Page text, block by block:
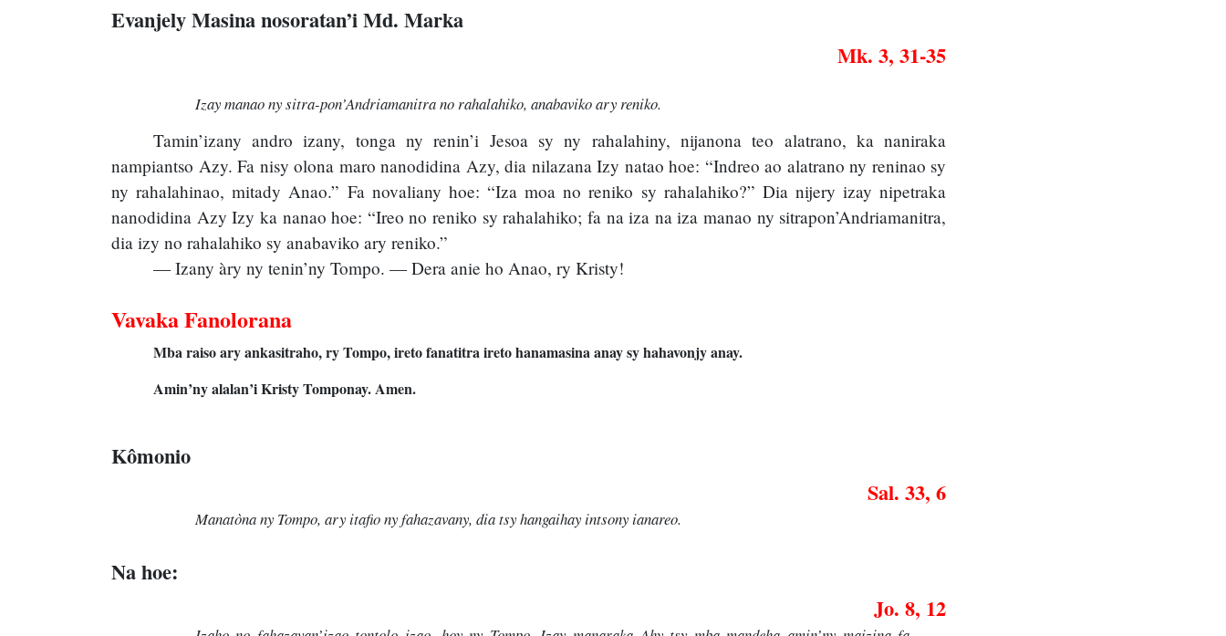
Evanjely Masina nosoratan’i Md. Marka
Mk. 3, 31-35
Izay manao ny sitra-pon’Andriamanitra no rahalahiko, anabaviko ary reniko.
Tamin’izany andro izany, tonga ny renin’i Jesoa sy ny rahalahiny, nijanona teo alatrano, ka naniraka
nampiantso Azy. Fa nisy olona maro nanodidina Azy, dia nilazana Izy natao hoe: “Indreo ao alatrano ny reninao sy
ny rahalahinao, mitady Anao.” Fa novaliany hoe: “Iza moa no reniko sy rahalahiko?” Dia nijery izay nipetraka
nanodidina Azy Izy ka nanao hoe: “Ireo no reniko sy rahalahiko; fa na iza na iza manao ny sitrapon’Andriamanitra,
dia izy no rahalahiko sy anabaviko ary reniko.”
— Izany àry ny tenin’ny Tompo. — Dera anie ho Anao, ry Kristy!
Vavaka Fanolorana
Mba raiso ary ankasitraho, ry Tompo, ireto fanatitra ireto hanamasina anay sy hahavonjy anay.
Amin’ny alalan’i Kristy Tomponay. Amen.
Kômonio
Sal. 33, 6
Manatòna ny Tompo, ary itafio ny fahazavany, dia tsy hangaihay intsony ianareo.
Na hoe:
Jo. 8, 12